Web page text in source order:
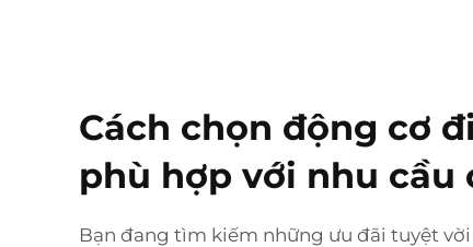
Cách chọn động cơ
phù hợp với nhu cầu
Bạn đang tìm kiếm những ưu đãi tuyệt